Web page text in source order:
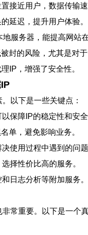
接近用户，数据传输速
延迟，提升用户体验。
服务器，能提高网站
封的风险，尤其是对
IP，增强了安全性。
以下是一些关键点：
保障IP的稳定性和安全
单，避免影响业务。
使用过程中遇到的问题
择性价比高的服务。
日志分析等附加服务。
常重要。以下是一个真